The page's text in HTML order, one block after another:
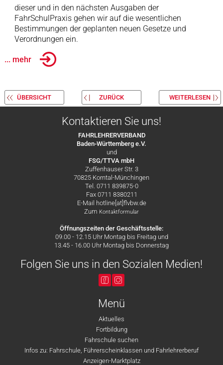
dieser und in den nächsten Ausgaben der
FahrSchulPraxis gehen wir auf die wesentlichen
Bestimmungen der geplanten neuen Gesetze und
Verordnungen ein.
... mehr
ÜBERSICHT ZURÜCK WEITERLESEN
Kontaktieren Sie uns!
FAHRLEHRERVERBAND
Baden-Württemberg e.V.
und
FSG/TTVA mbH
Zuffenhauser Str. 3
70825 Korntal-Münchingen
Tel. 0711 839875-0
Fax 0711 8380211
E-Mail hotline[at]flvbw.de
Zum Kontaktformular
Öffnungszeiten der Geschäftsstelle:
09.00 - 12.15 Uhr Montag bis Freitag und
13.45 - 16.00 Uhr Montag bis Donnerstag
Folgen Sie uns in den Sozialen Medien!
Menü
Aktuelles
Fortbildung
Fahrschule suchen
Infos zu: Fahrschule, Führerscheinklassen und Fahrlehrerberuf
Anzeigen-Marktplatz